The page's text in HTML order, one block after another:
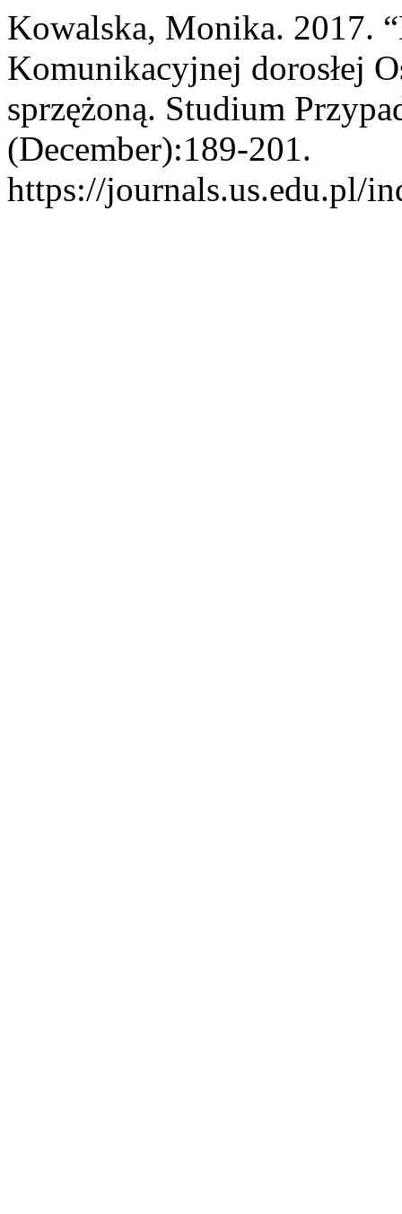
Kowalska, Monika. 2017.
Komunikacyjnej dorosłej
sprzężoną. Studium
(December):189-201.
https://journals.us.edu.pl/